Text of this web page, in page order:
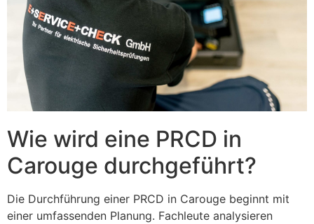
Wie wird eine PRCD in
Carouge durchgeführt?
Die Durchführung einer PRCD in Carouge beginnt mit
einer umfassenden Planung. Fachleute analysieren